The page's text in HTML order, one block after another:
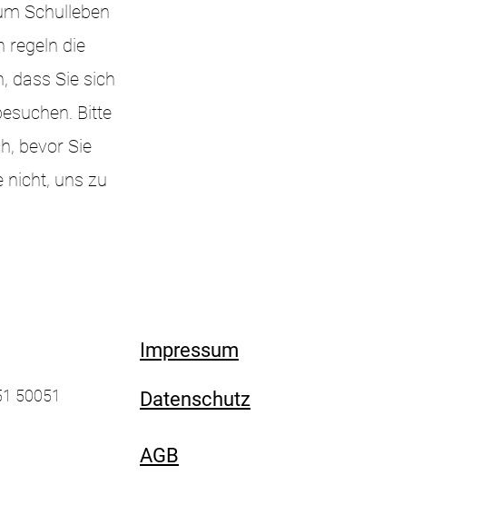
Schulleben
regeln die
dass Sie sich
Bitte
bevor Sie
nicht, uns zu
50051
Impressum
Datenschutz
AGB